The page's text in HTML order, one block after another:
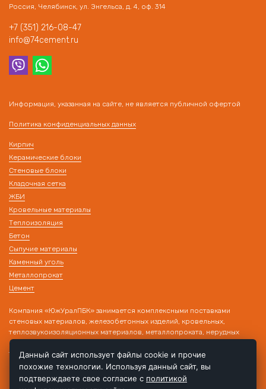
Россия, Челябинск, ул. Энгельса, д. 4, оф. 314
+7 (351) 216-08-47
info@74cement.ru
Информация, указанная на сайте, не является публичной офертой
Политика конфиденциальных данных
Кирпич
Керамические блоки
Стеновые блоки
Кладочная сетка
ЖБИ
Кровельные материалы
Теплоизоляция
Бетон
Сыпучие материалы
Каменный уголь
Металлопрокат
Цемент
Компания «ЮжУралПБК» занимается комплексными поставками
стеновых материалов, железобетонных изделий, кровельных,
теплозвукоизоляционных материалов, металлопроката, нерудных
материалов на строительные объекты. Наличие собственного
транспорта и склада позволяет производить поставку товара в день
обращения!
Данный сайт использует файлы cookie и прочие
похожие технологии. Используя данный сайт, вы
подтверждаете свое согласие с политикой